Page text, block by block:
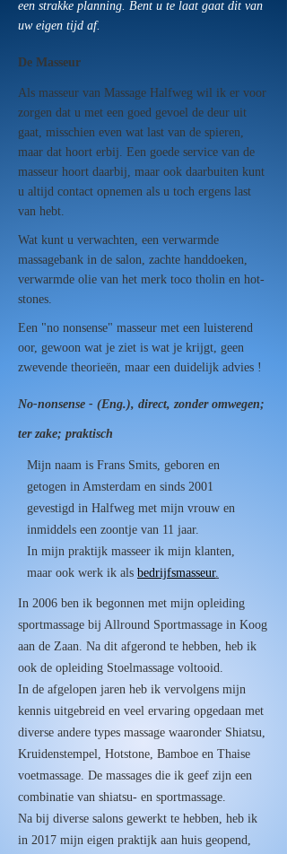
een strakke planning. Bent u te laat gaat dit van
uw eigen tijd af.
De Masseur
Als masseur van Massage Halfweg wil ik er voor
zorgen dat u met een goed gevoel de deur uit
gaat, misschien even wat last van de spieren,
maar dat hoort erbij. Een goede service van de
masseur hoort daarbij, maar ook daarbuiten kunt
u altijd contact opnemen als u toch ergens last
van hebt.
Wat kunt u verwachten, een verwarmde
massagebank in de salon, zachte handdoeken,
verwarmde olie van het merk toco tholin en hot-
stones.
Een "no nonsense" masseur met een luisterend
oor, gewoon wat je ziet is wat je krijgt, geen
zwevende theorieën, maar een duidelijk advies !
No-nonsense - (Eng.), direct, zonder omwegen;
ter zake; praktisch
Mijn naam is Frans Smits, geboren en
getogen in Amsterdam en sinds 2001
gevestigd in Halfweg met mijn vrouw en
inmiddels een zoontje van 11 jaar.
In mijn praktijk masseer ik mijn klanten,
maar ook werk ik als bedrijfsmasseur.
In 2006 ben ik begonnen met mijn opleiding
sportmassage bij Allround Sportmassage in Koog
aan de Zaan. Na dit afgerond te hebben, heb ik
ook de opleiding Stoelmassage voltooid.
In de afgelopen jaren heb ik vervolgens mijn
kennis uitgebreid en veel ervaring opgedaan met
diverse andere types massage waaronder Shiatsu,
Kruidenstempel, Hotstone, Bamboe en Thaise
voetmassage. De massages die ik geef zijn een
combinatie van shiatsu- en sportmassage.
Na bij diverse salons gewerkt te hebben, heb ik
in 2017 mijn eigen praktijk aan huis geopend,